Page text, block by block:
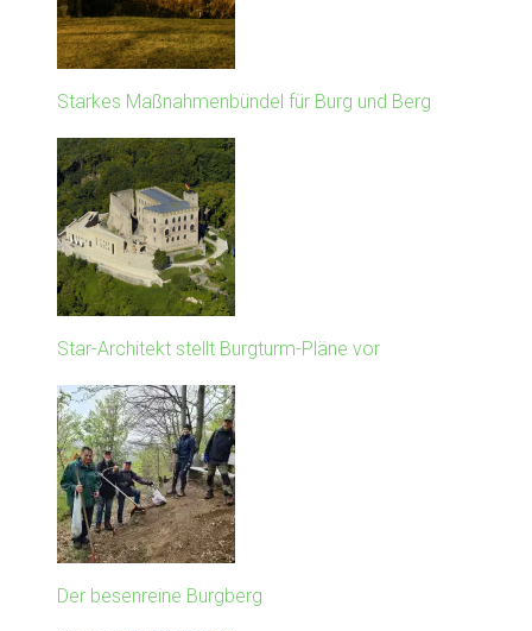
Starkes Maßnahmenbündel für Burg und Berg
Star-Architekt stellt Burgturm-Pläne vor
Der besenreine Burgberg